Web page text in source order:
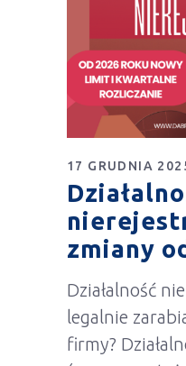
17 GRUDNIA
zmiany
Działalność
legalnie
firmy?